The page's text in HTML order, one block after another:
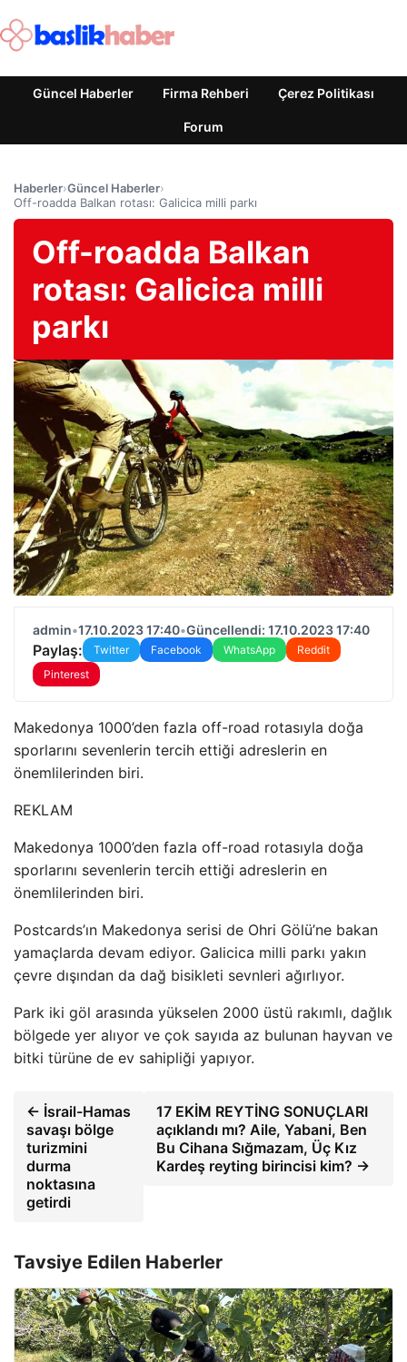
Güncel Haberler Firma Rehberi Çerez Politikası
Forum
Haberler›Güncel Haberler›
Off-roadda Balkan rotası: Galicica milli parkı
Off-roadda Balkan
rotası: Galicica milli
parkı
admin•17.10.2023 17:40•Güncellendi: 17.10.2023 17:40
Paylaş: Twitter Facebook WhatsApp
Reddit
Pinterest
Makedonya 1000’den fazla off-road rotasıyla doğa
sporlarını sevenlerin tercih ettiği adreslerin en
önemlilerinden biri.
REKLAM
Makedonya 1000’den fazla off-road rotasıyla doğa
sporlarını sevenlerin tercih ettiği adreslerin en
önemlilerinden biri.
Postcards’ın Makedonya serisi de Ohri Gölü’ne bakan
yamaçlarda devam ediyor. Galicica milli parkı yakın
çevre dışından da dağ bisikleti sevnleri ağırlıyor.
Park iki göl arasında yükselen 2000 üstü rakımlı, dağlık
bölgede yer alıyor ve çok sayıda az bulunan hayvan ve
bitki türüne de ev sahipliği yapıyor.
← İsrail-Hamas
savaşı bölge
turizmini
durma
noktasına
getirdi
17 EKİM REYTİNG SONUÇLARI
açıklandı mı? Aile, Yabani, Ben
Bu Cihana Sığmazam, Üç Kız
Kardeş reyting birincisi kim? →
Tavsiye Edilen Haberler